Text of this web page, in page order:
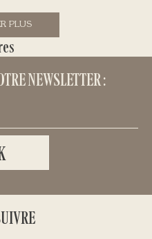
PLUS
NEWSLETTER :